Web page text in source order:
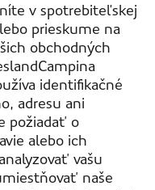
v spotrebiteľskej
prieskume na
obchodných
identifikačné
adresu ani
požiadať o
alebo ich
vašu
naše